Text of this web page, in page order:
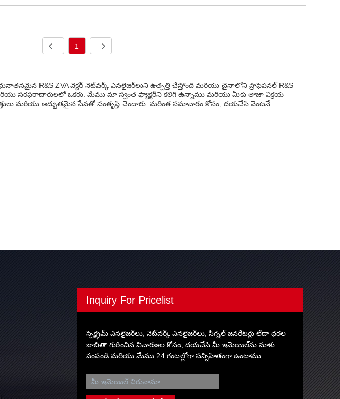
1
R&S ZVA వెక్టర్ నెట్‌వర్క్ ఎనలైజర్‌లుని ఉత్పత్తి చేస్తోంది మరియు చైనాలోని ప్రొఫెషనల్ R&S
సరఫరాదారులలో ఒకరు. మేము మా స్వంత ఫ్యాక్టరీని కలిగి ఉన్నాము మరియు మీకు తాజా విక్రయ
మరియు అద్భుతమైన సేవతో సంతృప్తి చెందారు. మరింత సమాచారం కోసం, దయచేసి వెంటనే
Inquiry For Pricelist
స్పెక్ట్రమ్ ఎనలైజర్‌లు, నెట్‌వర్క్ ఎనలైజర్‌లు, సిగ్నల్ జనరేటర్లు లేదా ధరల
జాబితా గురించిన విచారణల కోసం, దయచేసి మీ ఇమెయిల్‌ను మాకు
పంపండి మరియు మేము 24 గంటల్లోగా సన్నిహితంగా ఉంటాము.